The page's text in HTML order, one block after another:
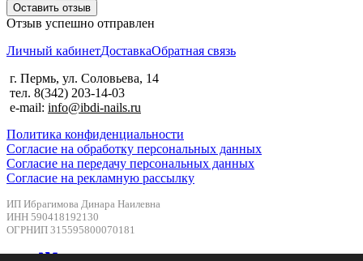
Оставить отзыв
Отзыв успешно отправлен
Личный кабинетДоставкаОбратная связь
г. Пермь, ул. Соловьева, 14
тел. 8(342) 203-14-03
e-mail: info@ibdi-nails.ru
Политика конфиденциальности
Согласие на обработку персональных данных
Согласие на передачу персональных данных
Согласие на рекламную рассылку
ИП Ибрагимова Динара Наилевна
ИНН 590418192130
ОГРНИП 315595800070181